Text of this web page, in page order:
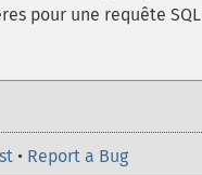
pour une requête SQL
• Report a Bug